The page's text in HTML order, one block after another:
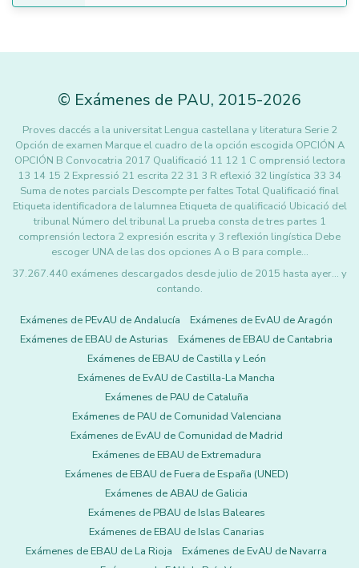
© Exámenes de PAU, 2015-2026
Proves daccés a la universitat Lengua castellana y literatura Serie 2
Opción de examen Marque el cuadro de la opción escogida OPCIÓN A
OPCIÓN B Convocatria 2017 Qualificació 11 12 1 C omprensió lectora
13 14 15 2 Expressió 21 escrita 22 31 3 R eflexió 32 lingística 33 34
Suma de notes parcials Descompte per faltes Total Qualificació final
Etiqueta identificadora de lalumnea Etiqueta de qualificació Ubicació del
tribunal Número del tribunal La prueba consta de tres partes 1
comprensión lectora 2 expresión escrita y 3 reflexión lingística Debe
escoger UNA de las dos opciones A o B para comple…
37.267.440 exámenes descargados desde julio de 2015 hasta ayer... y
contando.
Exámenes de PEvAU de Andalucía
Exámenes de EvAU de Aragón
Exámenes de EBAU de Asturias
Exámenes de EBAU de Cantabria
Exámenes de EBAU de Castilla y León
Exámenes de EvAU de Castilla-La Mancha
Exámenes de PAU de Cataluña
Exámenes de PAU de Comunidad Valenciana
Exámenes de EvAU de Comunidad de Madrid
Exámenes de EBAU de Extremadura
Exámenes de EBAU de Fuera de España (UNED)
Exámenes de ABAU de Galicia
Exámenes de PBAU de Islas Baleares
Exámenes de EBAU de Islas Canarias
Exámenes de EBAU de La Rioja
Exámenes de EvAU de Navarra